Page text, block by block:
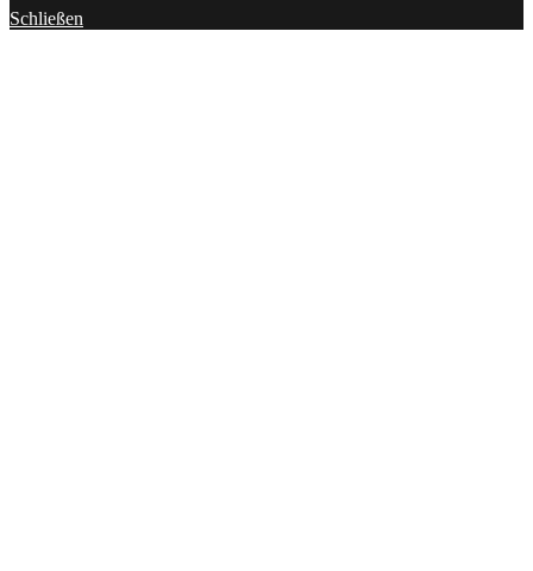
Schließen